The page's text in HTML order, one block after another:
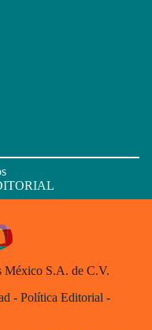
México S.A. de C.V.
- Política Editorial -